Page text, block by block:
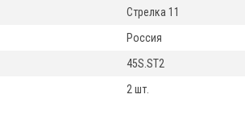
Стрелка 11
Россия
45S.ST2
2 шт.